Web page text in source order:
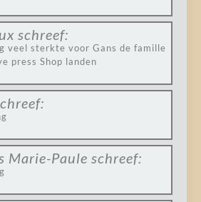
schreef:
veel sterkte voor Gans de famille
press Shop landen
Marie-Paule schreef: